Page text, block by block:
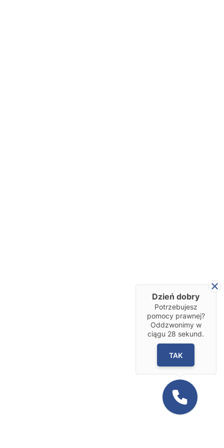
Dzień dobry
Potrzebujesz
pomocy prawnej?
Oddzwonimy w
ciągu 28 sekund.
TAK